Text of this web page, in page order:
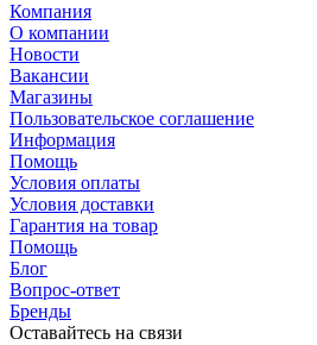
Компания
О компании
Новости
Вакансии
Магазины
Пользовательское соглашение
Информация
Помощь
Условия оплаты
Условия доставки
Гарантия на товар
Помощь
Блог
Вопрос-ответ
Бренды
Оставайтесь на связи